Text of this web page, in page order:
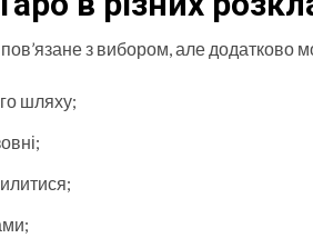
пов’язане з вибором, але додатково
шляху;